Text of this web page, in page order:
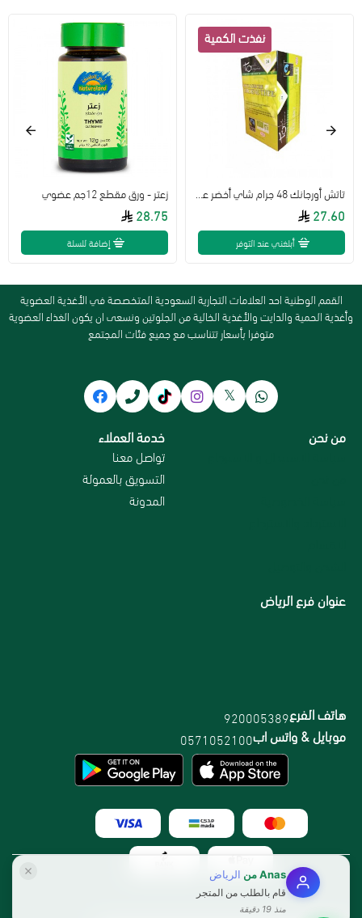
27.60
أبلغني عند التوفر
زعتر - ورق مقطع 12جم عضوي
28.75
إضافة للسلة
القمم الوطنية احد العلامات التجارية السعودية المتخصصة في الأغذية العضوية
وأغذية الحمية والدايت والأغذية الخالية من الجلوتين ونسعى ان يكون الغذاء العضوية
متوفرا بأسعار تتناسب مع جميع فئات المجتمع
من نحن خدمة العملاء
تواصل معنا
التسويق بالعمولة
المدونة
عنوان فرع الرياض
هاتف الفرع920005389
موبايل & واتس اب0571052100
Anasمن الرياض
قام بالطلب من المتجر
منذ 19 دقيقة